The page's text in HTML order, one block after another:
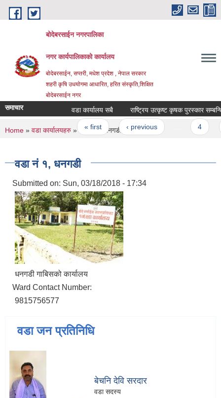
Skip to main content
बोदेबरसाईन नगरपालिका
नगर कार्यपालिकाको कार्यालय
बोदेबरसाईन, सप्तरी, मधेश प्रदेश , नेपाल सरकार
शहरी कृषि उधयोगमा आधारित, हरित संस्कृति,शिक्षित
बोदेबरसाईन नगर
समाचार वडा कार्यालय सबै राष्ट्रिय उत्कृष्ट कृषक पुरस्कार
Pages
« first ‹ previous
You are here
Home » वडा कार्यालयहरु » वडा नं‌ १, धनगडी
वडा नं‌ १, धनगडी
Submitted on: Sun, 03/18/2018 - 17:34
धनगडी गाबिसको कार्यालय
Ward Contact Number:
9815756577
वडा जन प्रतिनिधि
बेचनि देवि सरदार
वडा सदस्य